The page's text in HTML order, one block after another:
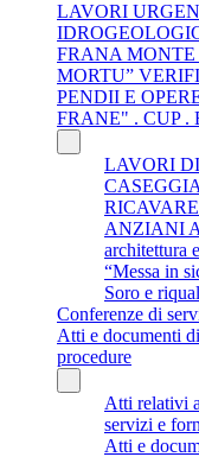
LAVORI
FRANA
MORTU”
PENDII E
FRANE" . CUP .
LAVORI
ANZIANI
architettura
“Messa in
Soro e
Conferenze di
Atti e documenti
procedure
Atti relativi
servizi e
Atti e